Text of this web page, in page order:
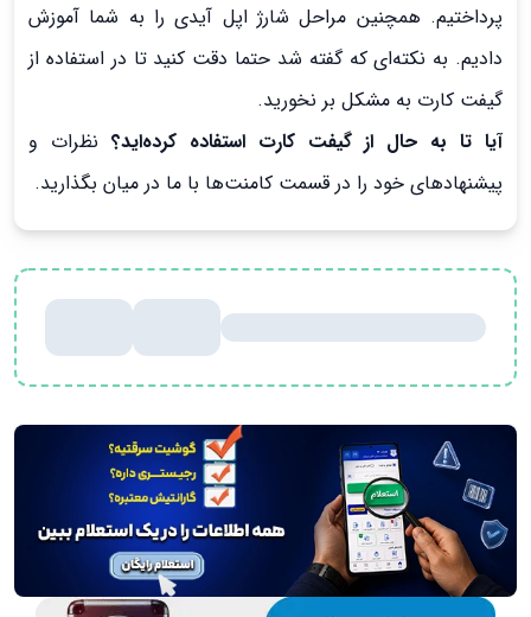
پرداختیم. همچنین مراحل شارژ اپل آیدی را به شما آموزش
دادیم. به نکته‌ای که گفته شد حتما دقت کنید تا در استفاده از
گیفت کارت به مشکل بر نخورید.
آیا تا به حال از گیفت کارت استفاده کرده‌اید؟ نظرات و
پیشنهادهای خود را در قسمت کامنت‌ها با ما در میان بگذارید.